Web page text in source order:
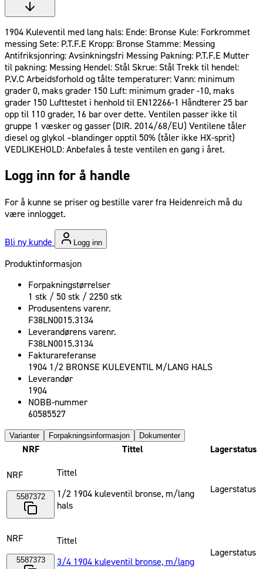
1904 Kuleventil med lang hals: Ende: Bronse Kule: Forkrommet
messing Sete: P.T.F.E Kropp: Bronse Stamme: Messing
Antifriksjonring: Avsinkningsfri Messing Pakning: P.T.F.E Mutter
til pakning: Messing Hendel: Stål Skrue: Stål Trekk til hendel:
P.V.C Arbeidsforhold og tålte temperaturer: Vann: minimum
grader 0, maks grader 150 Luft: minimum grader -10, maks
grader 150 Lufttestet i henhold til EN12266-1 Håndterer 25 bar
opp til 110 grader, 16 bar over dette. Ventilen passer ikke til
gruppe 1 væsker og gasser (DIR. 2014/68/EU) Ventilene tåler
diesel og glykol –blandinger opptil 50% (tåler ikke HX-sprit)
VEDLIKEHOLD: Anbefales å teste ventilen en gang i året.
Logg inn for å handle
For å kunne se priser og bestille varer fra Heidenreich må du
være innlogget.
Bli ny kunde Logg inn
Produktinformasjon
Forpakningstørrelser
1 stk / 50 stk / 2250 stk
Produsentens varenr.
F38LN0015.3134
Leverandørens varenr.
F38LN0015.3134
Fakturareferanse
1904 1/2 BRONSE KULEVENTIL M/LANG HALS
Leverandør
1904
NOBB-nummer
60585527
Varianter Forpakningsinformasjon Dokumenter
NRF Tittel Lagerstatus
NRF
5587372
Tittel
1/2 1904 kuleventil bronse, m/lang
hals
Lagerstatus
NRF
5587373
Tittel
3/4 1904 kuleventil bronse, m/lang
Lagerstatus